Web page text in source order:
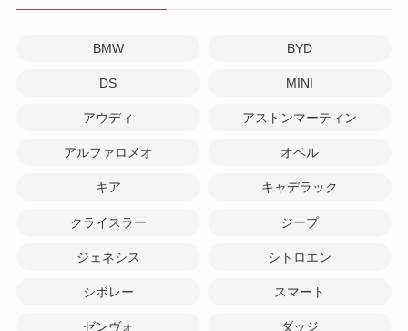
BMW BYD
DS MINI
アウディ アストンマーティン
アルファロメオ オペル
キア キャデラック
クライスラー ジープ
ジェネシス シトロエン
シボレー スマート
ゼンヴォ ダッジ